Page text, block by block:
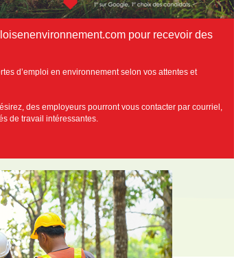
pour recevoir des
d’emploi en environnement selon vos attentes et
des employeurs pourront vous contacter par courriel,
de travail intéressantes.